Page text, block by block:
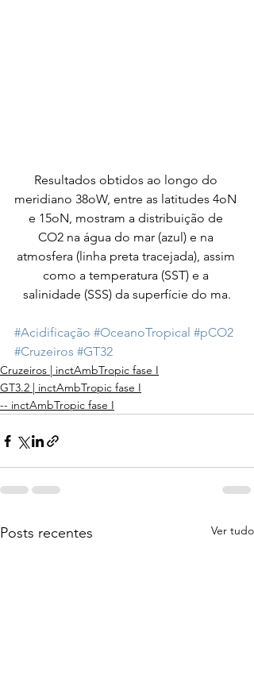
Resultados obtidos ao longo do
meridiano 38oW, entre as latitudes 4oN
e 15oN, mostram a distribuição de
CO2 na água do mar (azul) e na
atmosfera (linha preta tracejada), assim
como a temperatura (SST) e a
salinidade (SSS) da superfície do ma.
#Acidificação #OceanoTropical #pCO2
#Cruzeiros #GT32
Cruzeiros | inctAmbTropic fase I
GT3.2 | inctAmbTropic fase I
-- inctAmbTropic fase I
Posts recentes Ver tudo